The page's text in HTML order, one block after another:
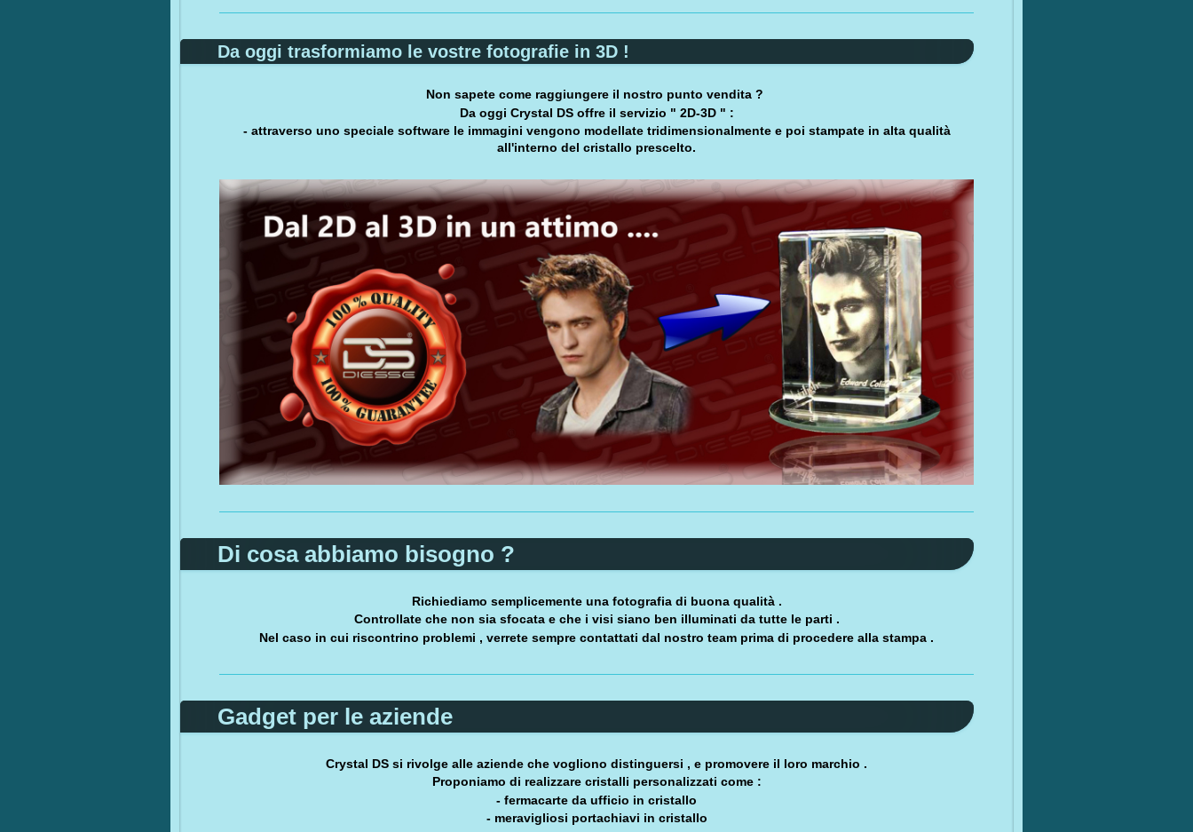
Da oggi trasformiamo le vostre fotografie in 3D !
Non sapete come raggiungere il nostro punto vendita ?
Da oggi Crystal DS offre il servizio " 2D-3D " :
- attraverso uno speciale software le immagini vengono modellate tridimensionalmente e poi stampate in alta qualità
all'interno del cristallo prescelto.
Di cosa abbiamo bisogno ?
Richiediamo semplicemente una fotografia di buona qualità .
Controllate che non sia sfocata e che i visi siano ben illuminati da tutte le parti .
Nel caso in cui riscontrino problemi , verrete sempre contattati dal nostro team prima di procedere alla stampa .
Gadget per le aziende
Crystal DS si rivolge alle aziende che vogliono distinguersi , e promovere il loro marchio .
Proponiamo di realizzare cristalli personalizzati come :
- fermacarte da ufficio in cristallo
- meravigliosi portachiavi in cristallo